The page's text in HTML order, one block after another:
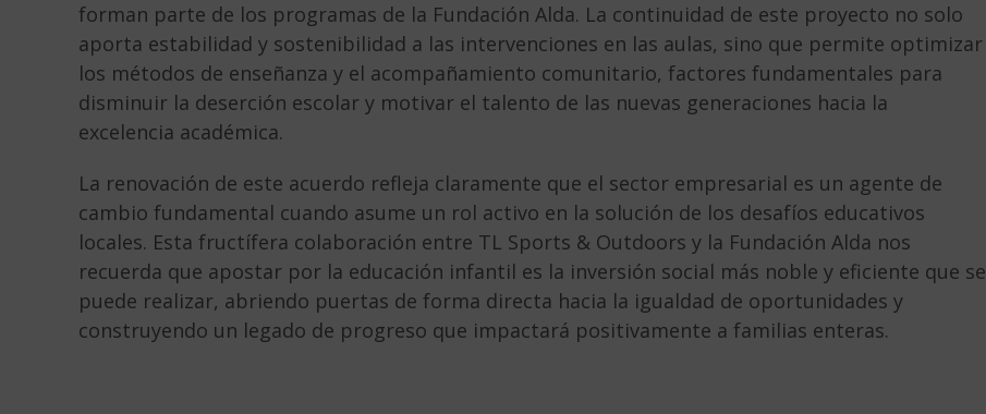
forman parte de los programas de la Fundación Alda. La continuidad de este proyecto no solo
aporta estabilidad y sostenibilidad a las intervenciones en las aulas, sino que permite optimizar
los métodos de enseñanza y el acompañamiento comunitario, factores fundamentales para
disminuir la deserción escolar y motivar el talento de las nuevas generaciones hacia la
excelencia académica.
La renovación de este acuerdo refleja claramente que el sector empresarial es un agente de
cambio fundamental cuando asume un rol activo en la solución de los desafíos educativos
locales. Esta fructífera colaboración entre TL Sports & Outdoors y la Fundación Alda nos
recuerda que apostar por la educación infantil es la inversión social más noble y eficiente que se
puede realizar, abriendo puertas de forma directa hacia la igualdad de oportunidades y
construyendo un legado de progreso que impactará positivamente a familias enteras.